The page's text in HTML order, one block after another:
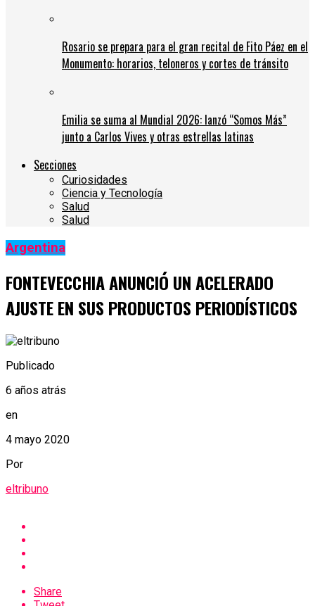
Rosario se prepara para el gran recital de Fito Páez en el
Monumento: horarios, teloneros y cortes de tránsito
Emilia se suma al Mundial 2026: lanzó “Somos Más”
junto a Carlos Vives y otras estrellas latinas
Secciones
Curiosidades
Ciencia y Tecnología
Salud
Salud
Argentina
FONTEVECCHIA ANUNCIÓ UN ACELERADO
AJUSTE EN SUS PRODUCTOS PERIODÍSTICOS
Publicado
6 años atrás
en
4 mayo 2020
Por
eltribuno
Share